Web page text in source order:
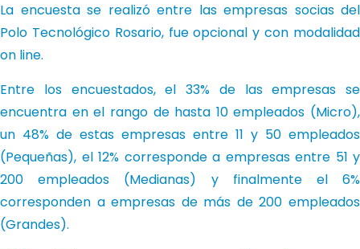
La encuesta se realizó entre las empresas socias del
Polo Tecnológico Rosario, fue opcional y con modalidad
on line.
Entre los encuestados, el 33% de las empresas se
encuentra en el rango de hasta 10 empleados (Micro),
un 48% de estas empresas entre 11 y 50 empleados
(Pequeñas), el 12% corresponde a empresas entre 51 y
200 empleados (Medianas) y finalmente el 6%
corresponden a empresas de más de 200 empleados
(Grandes).